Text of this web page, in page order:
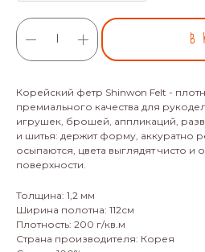
В
Корейский фетр Shinwon Felt -
премиального качества для
игрушек, брошей, аппликаций,
и шитья: держит форму, аккуратно
осыпаются, цвета выглядят чисто и
поверхности.
Толщина: 1,2 мм
Ширина полотна: 112см
Плотность: 200 г/кв.м
Страна производителя: Корея